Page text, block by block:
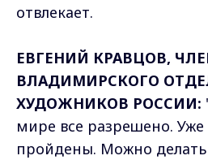
отвлекает.
ЕВГЕНИЙ КРАВЦОВ,
ВЛАДИМИРСКОГО
ХУДОЖНИКОВ РОССИИ:
мире все разрешено. Уже
пройдены. Можно делать